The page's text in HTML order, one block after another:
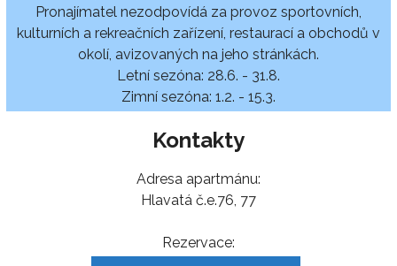
Pronajímatel nezodpovídá za provoz sportovních,
kulturních a rekreačních zařízení, restaurací a obchodů v
okolí, avizovaných na jeho stránkách.
Letní sezóna: 28.6. - 31.8.
Zimní sezóna: 1.2. - 15.3.
Kontakty
Adresa apartmánu:
Hlavatá č.e.76, 77
Rezervace: